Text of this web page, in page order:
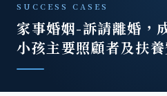
SUCCESS CASES
家事婚姻-訴請離婚，
小孩主要照顧者及扶